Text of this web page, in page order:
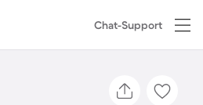
Chat-Support